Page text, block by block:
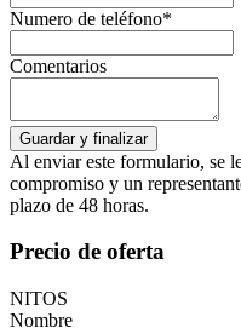
Numero de teléfono*
Comentarios
Al enviar este formulario, se
compromiso y un
plazo de 48 horas.
Precio de oferta
NITOS
Nombre